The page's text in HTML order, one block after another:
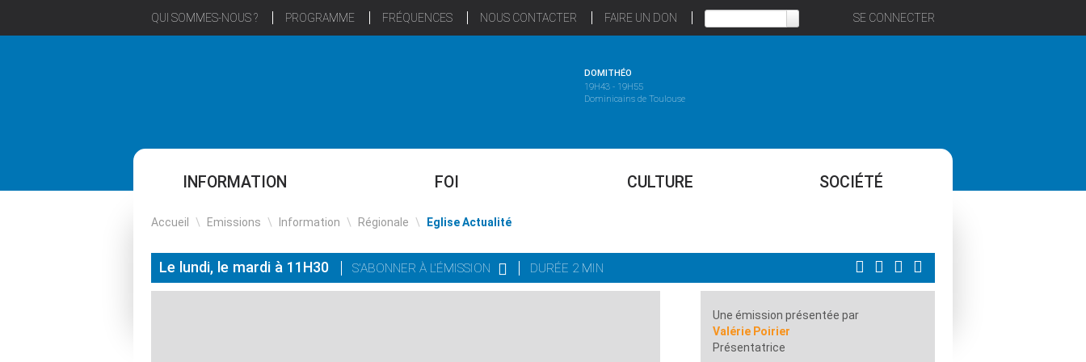
QUI SOMMES-NOUS ? PROGRAMME FRÉQUENCES NOUS CONTACTER FAIRE UN DON SE CONNECTER
DOMITHÉO
19H43 - 19H55
Dominicains de Toulouse
INFORMATION FOI CULTURE SOCIÉTÉ
Accueil \ Emissions \ Information \ Régionale \ Eglise Actualité
Le lundi, le mardi à 11H30 S'ABONNER À L'ÉMISSION DURÉE 2 MIN
Une émission présentée par
Valérie Poirier
Présentatrice